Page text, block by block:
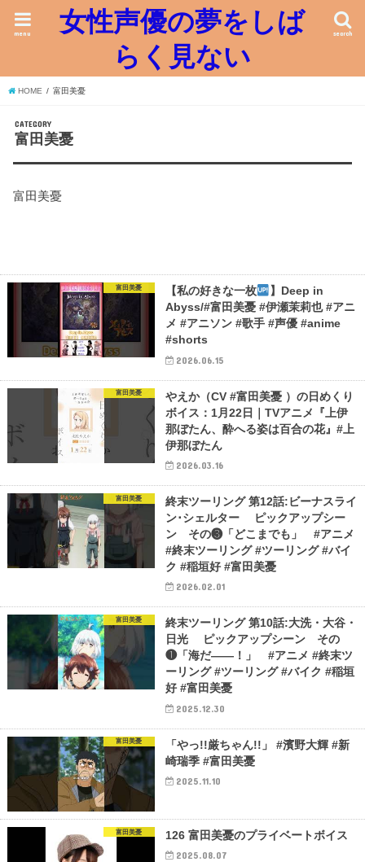
女性声優の夢をしば
らく見ない
search
menu
HOME 富田美憂
CATEGORY
富田美憂
富田美憂
富田美憂 【私の好きな一枚
】Deep in
Abyss/#富田美憂 #伊瀬茉莉也 #アニ
メ #アニソン #歌手 #声優 #anime
#shorts
2026.06.15
富田美憂
やえか（CV #富田美憂 ）の日めくり
ボイス：1月22日｜TVアニメ『上伊
那ぼたん、酔へる姿は百合の花』#上
伊那ぼたん
2026.03.16
富田美憂
終末ツーリング 第12話:ビーナスライ
ン･シェルター ピックアップシー
ン その❸「どこまでも」 #アニメ
#終末ツーリング #ツーリング #バイ
ク #稲垣好 #富田美憂
2026.02.01
富田美憂
終末ツーリング 第10話:大洗・大谷・
日光 ピックアップシーン その
❶「海だ――！」 #アニメ #終末ツ
ーリング #ツーリング #バイク #稲垣
好 #富田美憂
2025.12.30
富田美憂
「やっ!!厳ちゃん!!」 #濱野大輝 #新
崎瑞季 #富田美憂
2025.11.10
富田美憂 126 富田美憂のプライベートボイス
2025.08.07